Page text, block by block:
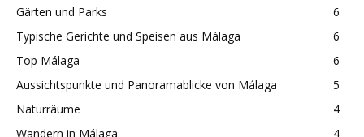
Gärten und Parks
6
Typische Gerichte und Speisen aus Málaga
6
Top Málaga
6
Aussichtspunkte und Panoramablicke von Málaga
5
Naturräume
4
Wandern in Málaga
4